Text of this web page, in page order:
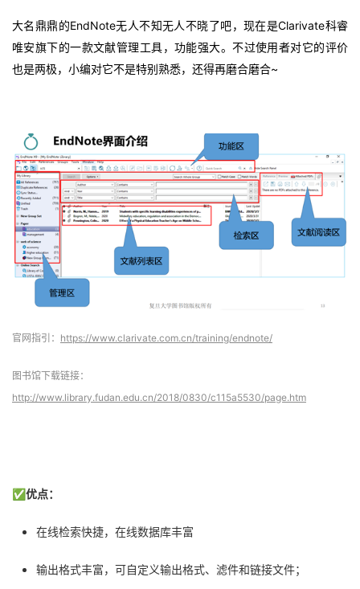
大名鼎鼎的EndNote无人不知无人不晓了吧，现在是Clarivate科睿
唯安旗下的一款文献管理工具，功能强大。不过使用者对它的评价
也是两极，小编对它不是特别熟悉，还得再磨合磨合~
官网指引： https://www.clarivate.com.cn/training/endnote/
图书馆下载链接：
http://www.library.fudan.edu.cn/2018/0830/c115a5530/page.htm
✅优点：
在线检索快捷，在线数据库丰富
输出格式丰富，可自定义输出格式、滤件和链接文件；